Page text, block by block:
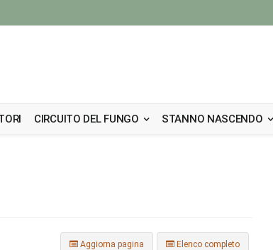
CIRCUITO DEL FUNGO STANNO NASCENDO
Elenco completo
Aggiorna pagina